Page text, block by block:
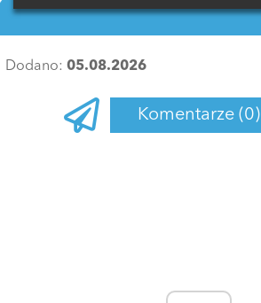
Dodano: 05.08.2026
Komentarze (0)